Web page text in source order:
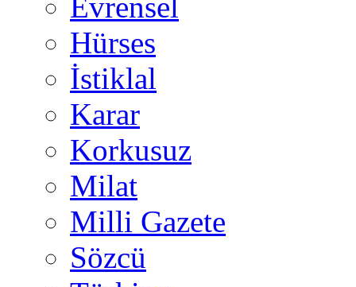
Evrensel
Hürses
İstiklal
Karar
Korkusuz
Milat
Milli Gazete
Sözcü